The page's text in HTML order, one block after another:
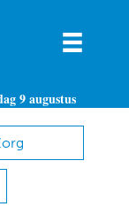
9 augustus